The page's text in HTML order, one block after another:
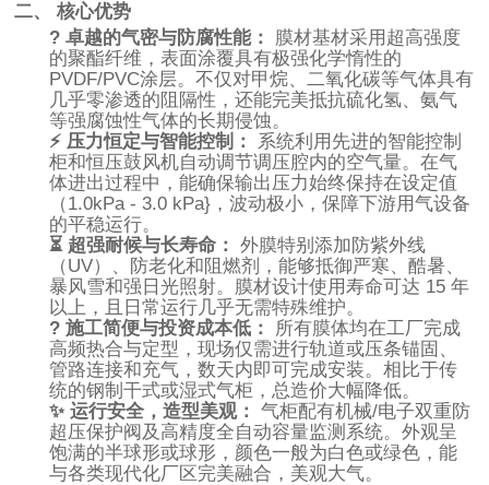
二、 核心优势
?️ 卓越的气密与防腐性能：
膜材基材采用超高强度
的聚酯纤维，表面涂覆具有极强化学惰性的
PVDF/PVC涂层。不仅对甲烷、二氧化碳等气体具有
几乎零渗透的阻隔性，还能完美抵抗硫化氢、氨气
等强腐蚀性气体的长期侵蚀。
⚡ 压力恒定与智能控制：
系统利用先进的智能控制
柜和恒压鼓风机自动调节调压腔内的空气量。在气
体进出过程中，能确保输出压力始终保持在设定值
（1.0kPa - 3.0 kPa} ，波动极小，保障下游用气设备
的平稳运行。
⏳ 超强耐候与长寿命：
外膜特别添加防紫外线
（UV）、防老化和阻燃剂，能够抵御严寒、酷暑、
暴风雪和强日光照射。膜材设计使用寿命可达 15 年
以上，且日常运行几乎无需特殊维护。
? 施工简便与投资成本低：
所有膜体均在工厂完成
高频热合与定型，现场仅需进行轨道或压条锚固、
管路连接和充气，数天内即可完成安装。相比于传
统的钢制干式或湿式气柜，总造价大幅降低。
✨ 运行安全，造型美观：
气柜配有机械/电子双重防
超压保护阀及高精度全自动容量监测系统。外观呈
饱满的半球形或球形，颜色一般为白色或绿色，能
与各类现代化厂区完美融合，美观大气。